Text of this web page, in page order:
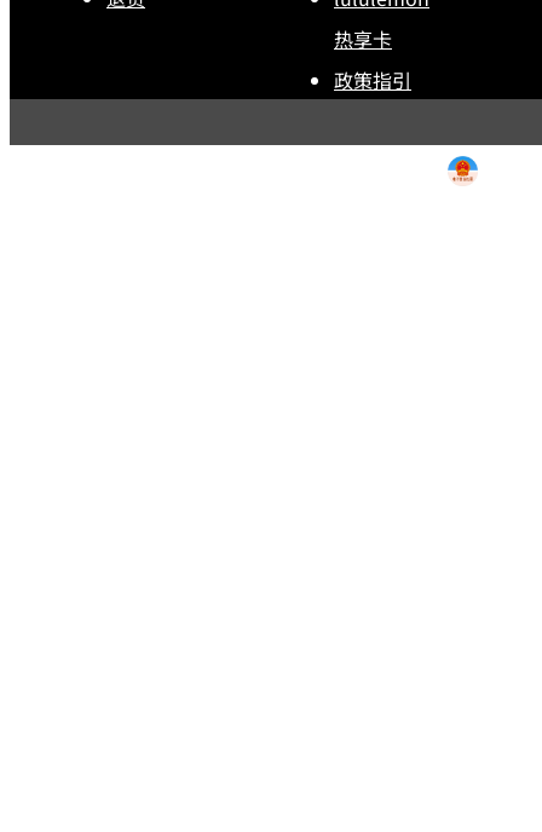
热享卡
政策指引